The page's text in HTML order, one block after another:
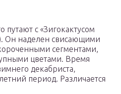
путают с «Зигокактусом
Он наделен свисающими
сегментами,
цветами. Время
декабриста,
период. Различается